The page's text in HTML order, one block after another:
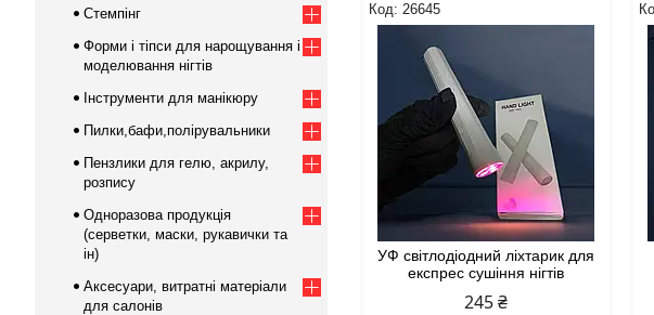
26645
УФ світлодіодний ліхтарик для
експрес сушіння нігтів
245 ₴
Стемпінг
Форми і тіпси для нарощування і
моделювання нігтів
Інструменти для манікюру
Пилки,бафи,полірувальники
Пензлики для гелю, акрилу,
розпису
Одноразова продукція
(серветки, маски, рукавички та
ін)
Аксесуари, витратні матеріали
для салонів